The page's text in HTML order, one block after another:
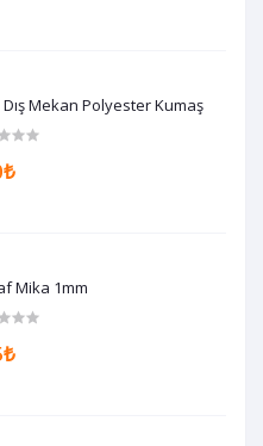
Mekan Polyester Kumaş
Mika 1mm